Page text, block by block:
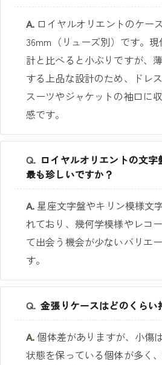
A. ロイヤルオリエントのケー
36mm（リューズ別）です。
計と比べると小ぶりですが、
する上品な設計のため、ドレ
スーツやジャケットの袖口に
感です。
Q. ロイヤルオリエントの文
最も珍しいですか？
A. 星座文字盤やキリン模様文
れており、幾何学模様やレコ
て出会う機会が少ないバリエ
す。
Q. 金張りケースはどのくらい
A.個体差がありますが、小傷
状態を保っている個体が多く